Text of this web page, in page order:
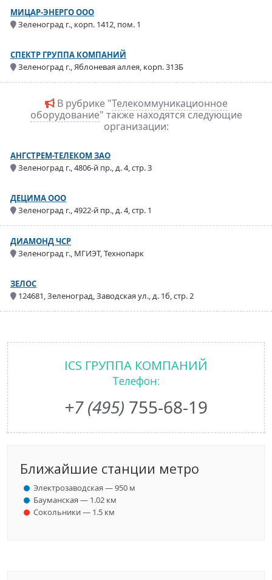
МИЦАР-ЭНЕРГО ООО
Зеленоград г., корп. 1412, пом. 1
СПЕКТР ГРУППА КОМПАНИЙ
Зеленоград г., Яблоневая аллея, корп. 313Б
В рубрике "Телекоммуникационное
оборудование" также находятся следующие
организации:
АНГСТРЕМ-ТЕЛЕКОМ ЗАО
Зеленоград г., 4806-й пр., д. 4, стр. 3
ДЕЦИМА ООО
Зеленоград г., 4922-й пр., д. 4, стр. 1
ДИАМОНД ЧСР
Зеленоград г., МГИЭТ, Технопарк
ЗЕЛОС
124681, Зеленоград, Заводская ул., д. 1б, стр. 2
ICS ГРУППА КОМПАНИЙ
Телефон:
+7 (495) 755-68-19
Ближайшие станции метро
Электрозаводская — 950 м
Бауманская — 1.02 км
Сокольники — 1.5 км